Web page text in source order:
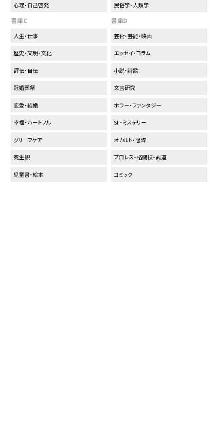
心理・自己啓発 民俗学・人類学
書庫C
人生・仕事
歴史・文明・文化
評伝・自伝
冠婚葬祭
恋愛・結婚
幸福・ハートフル
グリーフケア
死生観
児童書・絵本
書庫D
芸術・芸能・映画
エッセイ・コラム
小説・詩歌
文芸研究
ホラー・ファンタジー
SF・ミステリー
オカルト・陰謀
プロレス・格闘技・武道
コミック